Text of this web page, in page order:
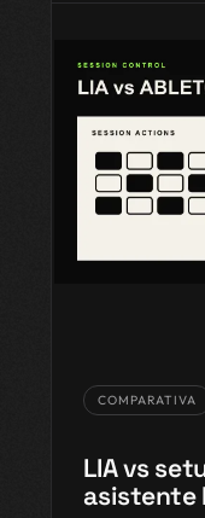
COMPARATIVA
LIA vs
asistente